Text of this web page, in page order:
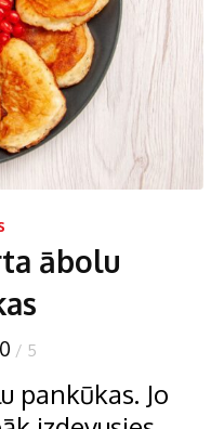
ābolu
0 / 5
pankūkas. Jo